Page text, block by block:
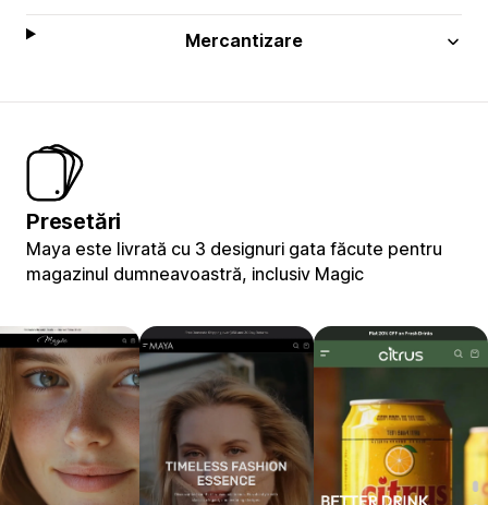
Mercantizare
Presetări
Maya este livrată cu 3 designuri gata făcute pentru
magazinul dumneavoastră, inclusiv Magic